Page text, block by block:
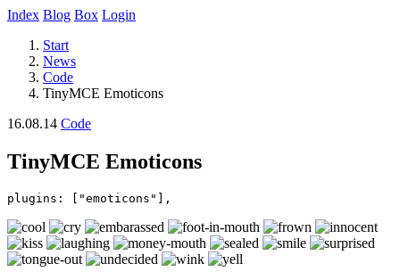
Index Blog Box Login
Start
News
Code
TinyMCE Emoticons
16.08.14 Code
TinyMCE Emoticons
plugins: ["emoticons"],